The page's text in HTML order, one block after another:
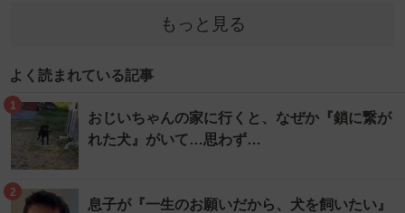
もっと見る
よく読まれている記事
1
おじいちゃんの家に行くと、なぜか『鎖に繋が
れた犬』がいて…思わず…
2
息子が『一生のお願いだから、犬を飼いたい』